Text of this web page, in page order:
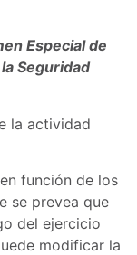
Especial de
Seguridad
la actividad
función de los
se prevea que
del ejercicio
modificar la